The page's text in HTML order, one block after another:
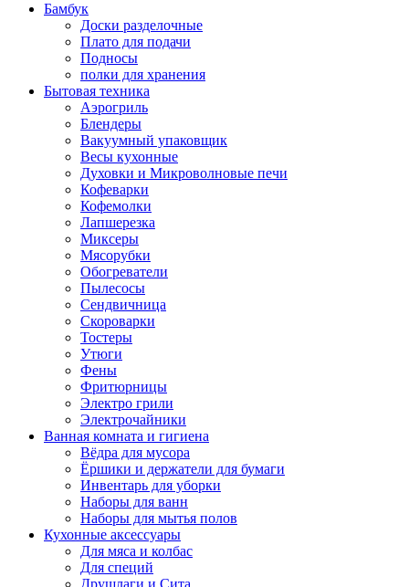
Бамбук
Доски разделочные
Плато для подачи
Подносы
полки для хранения
Бытовая техника
Аэрогриль
Блендеры
Вакуумный упаковщик
Весы кухонные
Духовки и Микроволновые печи
Кофеварки
Кофемолки
Лапшерезка
Миксеры
Мясорубки
Обогреватели
Пылесосы
Сендвичница
Скороварки
Тостеры
Утюги
Фены
Фритюрницы
Электро грили
Электрочайники
Ванная комната и гигиена
Вёдра для мусора
Ёршики и держатели для бумаги
Инвентарь для уборки
Наборы для ванн
Наборы для мытья полов
Кухонные аксессуары
Для мяса и колбас
Для специй
Друшлаги и Сита